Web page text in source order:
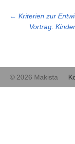
← Kriterien zur
Vortrag:
© 2026 Makista